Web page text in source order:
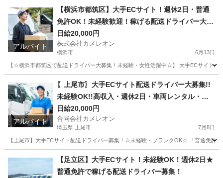
ドライバー 積み込み
アルバイト
【横浜市都筑区】大手ECサイト！週休2日・普通
免許OK！未経験歓迎！稼げる配送ドライバー大募
集！
日給20,000円
株式会社カメレオン
横浜市 6月13日
【☆横浜市都筑区で配送ドライバー大募集！未経験・女性活躍中☆】 大手ECサイト
ドライバー 積み込み
アルバイト
〖上尾市〗大手ECサイト配送ドライバー大募集!!
未経験OK!!高収入・週休2日・車両レンタル・独
立支
日給20,000円
合同会社カメレオン
埼玉県 上尾市 7月8日
【上尾市】大手ECサイト配送ドライバー募集！☆未経験・ブランクOK☆ 「普通免許
ドライバー 積み込み
【足立区】大手ECサイト！未経験OK！週休2日★
普通免許で稼げる配送ドライバー募集！